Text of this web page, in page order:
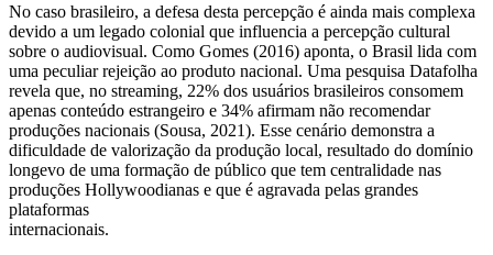
No caso brasileiro, a defesa desta percepção é ainda mais complexa
devido a um legado colonial que influencia a percepção cultural
sobre o audiovisual. Como Gomes (2016) aponta, o Brasil lida com
uma peculiar rejeição ao produto nacional. Uma pesquisa Datafolha
revela que, no streaming, 22% dos usuários brasileiros consomem
apenas conteúdo estrangeiro e 34% afirmam não recomendar
produções nacionais (Sousa, 2021). Esse cenário demonstra a
dificuldade de valorização da produção local, resultado do domínio
longevo de uma formação de público que tem centralidade nas
produções Hollywoodianas e que é agravada pelas grandes
plataformas
internacionais.